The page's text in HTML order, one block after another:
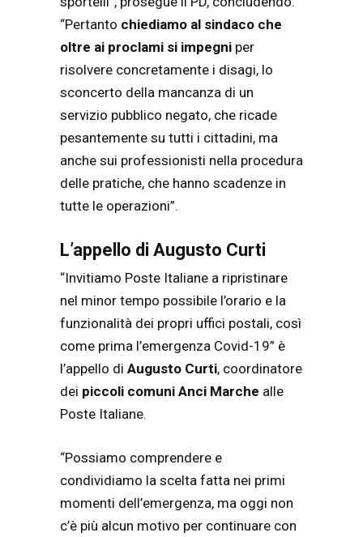
“Pertanto chiediamo al sindaco che
oltre ai proclami si impegni per
risolvere concretamente i disagi, lo
sconcerto della mancanza di un
servizio pubblico negato, che ricade
pesantemente su tutti i cittadini, ma
anche sui professionisti nella procedura
delle pratiche, che hanno scadenze in
tutte le operazioni”.
L’appello di Augusto Curti
“Invitiamo Poste Italiane a ripristinare
nel minor tempo possibile l’orario e la
funzionalità dei propri uffici postali, così
come prima l’emergenza Covid-19” è
l’appello di Augusto Curti, coordinatore
dei piccoli comuni Anci Marche alle
Poste Italiane.
“Possiamo comprendere e
condividiamo la scelta fatta nei primi
momenti dell’emergenza, ma oggi non
c’è più alcun motivo per continuare con